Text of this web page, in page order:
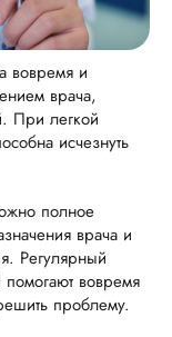
вовремя и
врача,
При легкой
исчезнуть
полное
врача и
Регулярный
вовремя
проблему.